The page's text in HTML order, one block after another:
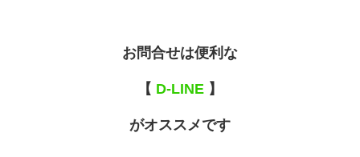
お問合せは便利な
【 D-LINE 】
がオススメです